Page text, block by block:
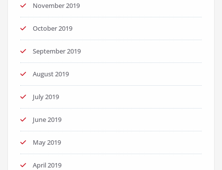
November 2019
October 2019
September 2019
August 2019
July 2019
June 2019
May 2019
April 2019